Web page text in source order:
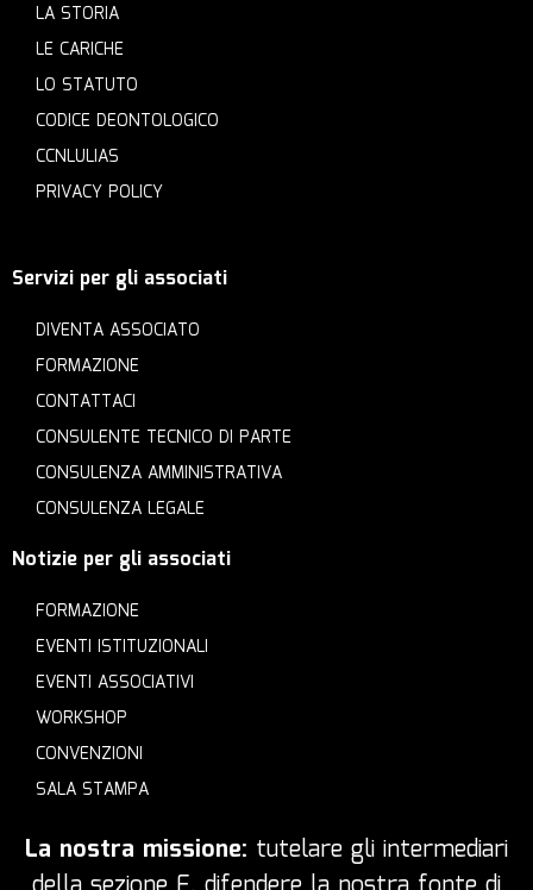
LA STORIA
LE CARICHE
LO STATUTO
CODICE DEONTOLOGICO
CCNLULIAS
PRIVACY POLICY
Servizi per gli associati
DIVENTA ASSOCIATO
FORMAZIONE
CONTATTACI
CONSULENTE TECNICO DI PARTE
CONSULENZA AMMINISTRATIVA
CONSULENZA LEGALE
Notizie per gli associati
FORMAZIONE
EVENTI ISTITUZIONALI
EVENTI ASSOCIATIVI
WORKSHOP
CONVENZIONI
SALA STAMPA
La nostra missione: tutelare gli intermediari